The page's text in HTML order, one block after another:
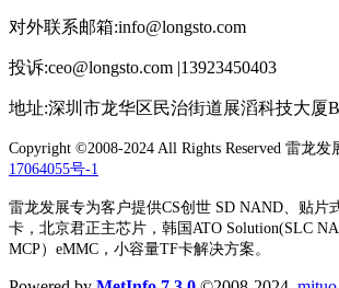
对外联系邮箱:info@longsto.com
投诉:ceo@longsto.com |13923450403
地址:深圳市龙华区民治街道展滔科技大厦
Copyright ©2008-2024 All Rights Reserved 雷龙发
17064055号-1
雷龙发展专为客户提供CS创世 SD NAND、贴片
卡，北京君正主芯片，韩国ATO Solution(SLC
MCP）eMMC，小容量TF卡解决方案。